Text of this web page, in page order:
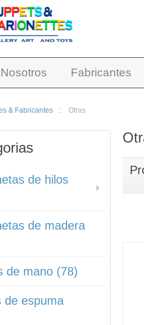
Nosotros Fabricantes
& Fabricantes :: Otras
de hilos
de madera
de mano (78)
de espuma